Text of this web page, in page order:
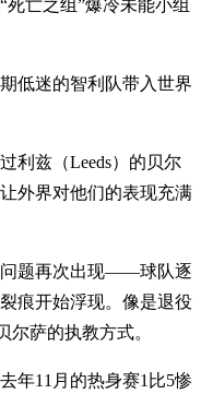
亡之组”爆冷未能小组
低迷的智利队带入世界
利兹（Leeds）的贝尔
外界对他们的表现充满
问题再次出现——球队逐
痕开始浮现。像是退役
尔萨的执教方式。
年11月的热身赛1比5惨